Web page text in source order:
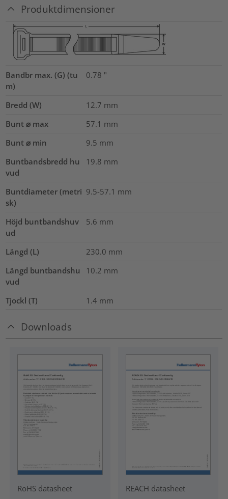
Produktdimensioner
Bandbr max. (G) (tu
m)
0.78 "
Bredd (W) 12.7 mm
Bunt ⌀ max
57.1 mm
Bunt ⌀ min
9.5 mm
Buntbandsbredd hu
vud
19.8 mm
Buntdiameter (metri
sk)
9.5-57.1 mm
Höjd buntbandshuv
ud
5.6 mm
Längd (L) 230.0 mm
Längd buntbandshu
vud
10.2 mm
Tjockl (T) 1.4 mm
Downloads
RoHS datasheet REACH datasheet